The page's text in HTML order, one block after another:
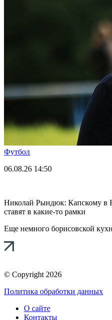
Футбол
06.08.26 14:50
Николай Рындюк: Капскому в
ставят в какие-то рамки
Еще немного борисовской
© Copyright 2026
Политика обработки данных
О сайте
Контакты